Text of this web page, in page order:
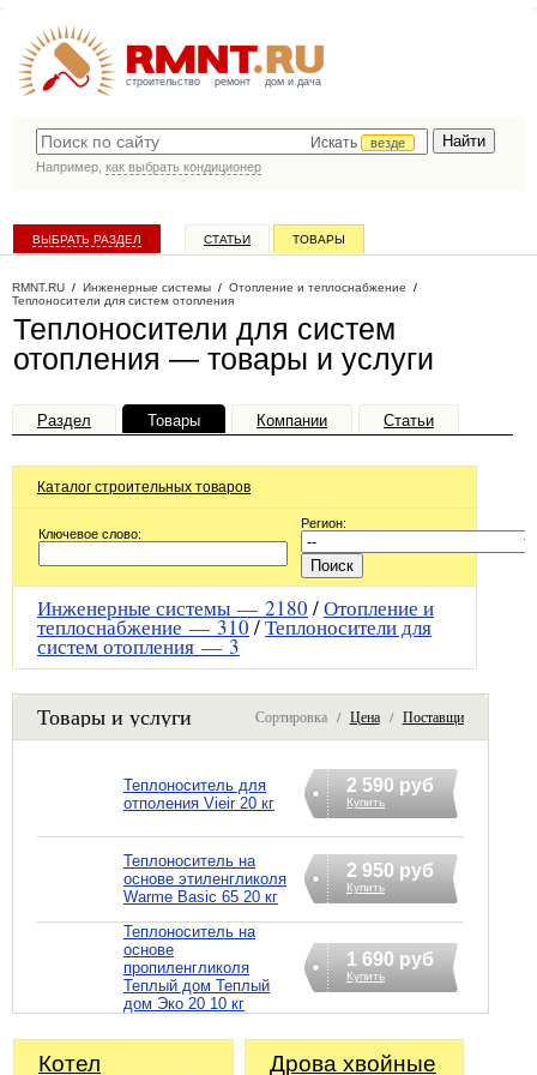
строительство ремонт дом и дача
Искать
везде
Например, как выбрать кондиционер
ВЫБРАТЬ РАЗДЕЛ СТАТЬИ ТОВАРЫ
RMNT.RU / Инженерные системы / Отопление и теплоснабжение /
Теплоносители для систем отопления
Теплоносители для систем
отопления — товары и услуги
Раздел Товары Компании Статьи
Каталог строительных товаров
Ключевое слово:
Регион:
Инженерные системы — 2180 /Отопление и
теплоснабжение —310/Теплоносители для
систем отопления —3
Товары и услуги Сортировка / Цена/ Поставщик
Теплоноситель для
отполения Vieir 20 кг
2 590 руб
Купить
Теплоноситель на
основе этиленгликоля
Warme Basic 65 20 кг
2 950 руб
Купить
Теплоноситель на
основе
пропиленгликоля
Теплый дом Теплый
дом Эко 20 10 кг
1 690 руб
Купить
Котел
Дрова хвойные